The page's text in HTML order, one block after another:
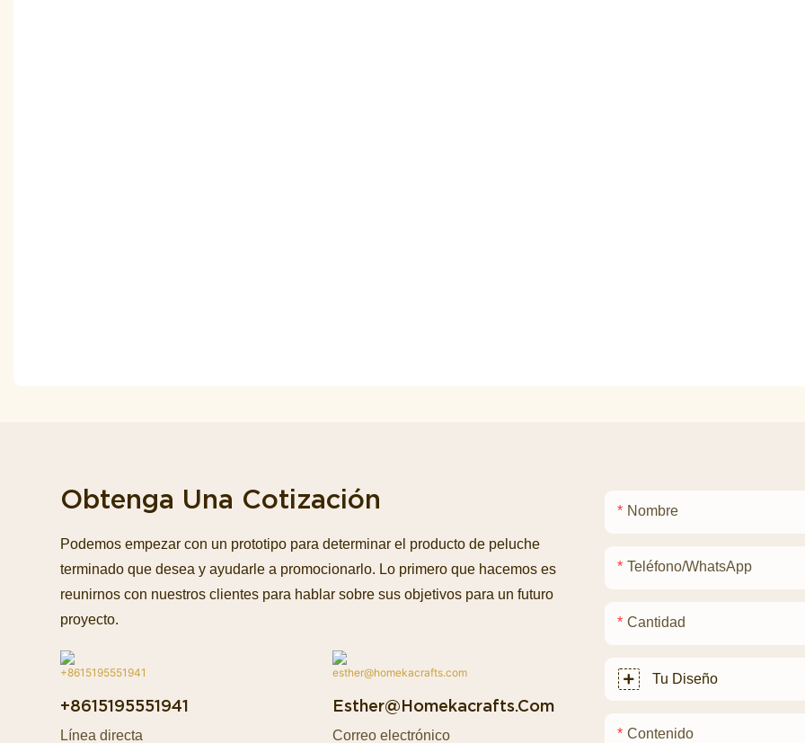
Obtenga Una Cotización
Podemos empezar con un prototipo para determinar el producto de peluche
terminado que desea y ayudarle a promocionarlo. Lo primero que hacemos es
reunirnos con nuestros clientes para hablar sobre sus objetivos para un futuro
proyecto.
+8615195551941
Línea directa
Esther@homekacrafts.com
Correo electrónico
Nombre
Teléfono/WhatsApp
Cantidad
Tu Diseño
Contenido